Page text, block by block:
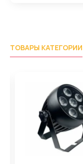
ТОВАРЫ КАТЕГОРИИ